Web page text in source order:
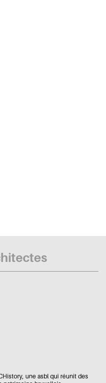
une asbl qui réunit des